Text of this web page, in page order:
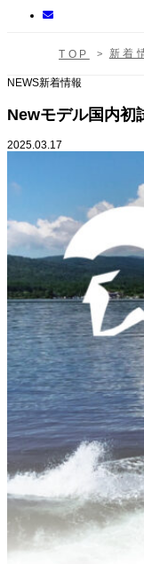
TOP 新着
NEWS新着情報
Newモデル国内初
2025.03.17